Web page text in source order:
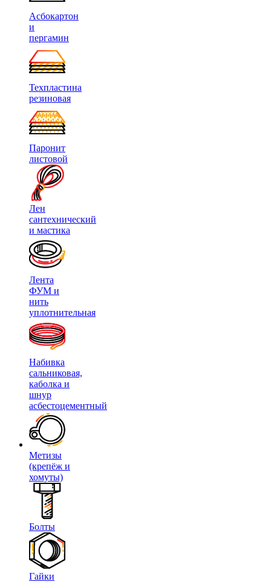
Асбокартон
и
пергамин
Техпластина
резиновая
Паронит
листовой
Лен
сантехнический
и мастика
Лента
ФУМ и
нить
уплотнительная
Набивка
сальниковая,
каболка и
шнур
асбестоцементный
Метизы
(крепёж и
хомуты)
Болты
Гайки